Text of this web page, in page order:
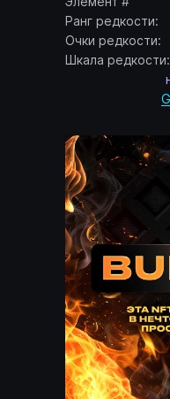
Ранг редкости:
Очки редкости:
Шкала редкости: